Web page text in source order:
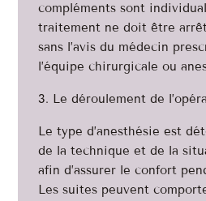
compléments sont
traitement ne doit être
sans l’avis du médecin
l’équipe chirurgicale ou
Le déroulement de
Le type d’anesthésie est
de la technique et de la
afin d’assurer le confort
Les suites peuvent